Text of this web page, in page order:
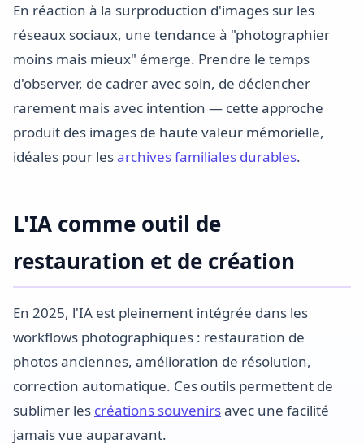
En réaction à la surproduction d'images sur les
réseaux sociaux, une tendance à "photographier
moins mais mieux" émerge. Prendre le temps
d'observer, de cadrer avec soin, de déclencher
rarement mais avec intention — cette approche
produit des images de haute valeur mémorielle,
idéales pour lesarchives familiales durables.
L'IA comme outil de
restauration et de création
En 2025, l'IA est pleinement intégrée dans les
workflows photographiques : restauration de
photos anciennes, amélioration de résolution,
correction automatique. Ces outils permettent de
sublimer les créations souvenirsavec une facilité
jamais vue auparavant.